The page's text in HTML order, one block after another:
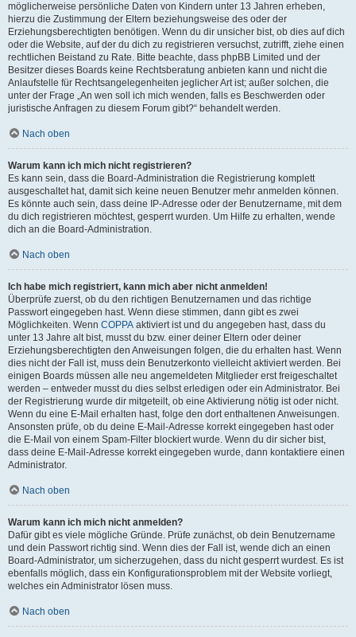
möglicherweise persönliche Daten von Kindern unter 13 Jahren erheben,
hierzu die Zustimmung der Eltern beziehungsweise des oder der
Erziehungsberechtigten benötigen. Wenn du dir unsicher bist, ob dies auf dich
oder die Website, auf der du dich zu registrieren versuchst, zutrifft, ziehe einen
rechtlichen Beistand zu Rate. Bitte beachte, dass phpBB Limited und der
Besitzer dieses Boards keine Rechtsberatung anbieten kann und nicht die
Anlaufstelle für Rechtsangelegenheiten jeglicher Art ist; außer solchen, die
unter der Frage „An wen soll ich mich wenden, falls es Beschwerden oder
juristische Anfragen zu diesem Forum gibt?“ behandelt werden.
Nach oben
Warum kann ich mich nicht registrieren?
Es kann sein, dass die Board-Administration die Registrierung komplett
ausgeschaltet hat, damit sich keine neuen Benutzer mehr anmelden können.
Es könnte auch sein, dass deine IP-Adresse oder der Benutzername, mit dem
du dich registrieren möchtest, gesperrt wurden. Um Hilfe zu erhalten, wende
dich an die Board-Administration.
Nach oben
Ich habe mich registriert, kann mich aber nicht anmelden!
Überprüfe zuerst, ob du den richtigen Benutzernamen und das richtige
Passwort eingegeben hast. Wenn diese stimmen, dann gibt es zwei
Möglichkeiten. Wenn COPPA aktiviert ist und du angegeben hast, dass du
unter 13 Jahre alt bist, musst du bzw. einer deiner Eltern oder deiner
Erziehungsberechtigten den Anweisungen folgen, die du erhalten hast. Wenn
dies nicht der Fall ist, muss dein Benutzerkonto vielleicht aktiviert werden. Bei
einigen Boards müssen alle neu angemeldeten Mitglieder erst freigeschaltet
werden – entweder musst du dies selbst erledigen oder ein Administrator. Bei
der Registrierung wurde dir mitgeteilt, ob eine Aktivierung nötig ist oder nicht.
Wenn du eine E-Mail erhalten hast, folge den dort enthaltenen Anweisungen.
Ansonsten prüfe, ob du deine E-Mail-Adresse korrekt eingegeben hast oder
die E-Mail von einem Spam-Filter blockiert wurde. Wenn du dir sicher bist,
dass deine E-Mail-Adresse korrekt eingegeben wurde, dann kontaktiere einen
Administrator.
Nach oben
Warum kann ich mich nicht anmelden?
Dafür gibt es viele mögliche Gründe. Prüfe zunächst, ob dein Benutzername
und dein Passwort richtig sind. Wenn dies der Fall ist, wende dich an einen
Board-Administrator, um sicherzugehen, dass du nicht gesperrt wurdest. Es ist
ebenfalls möglich, dass ein Konfigurationsproblem mit der Website vorliegt,
welches ein Administrator lösen muss.
Nach oben